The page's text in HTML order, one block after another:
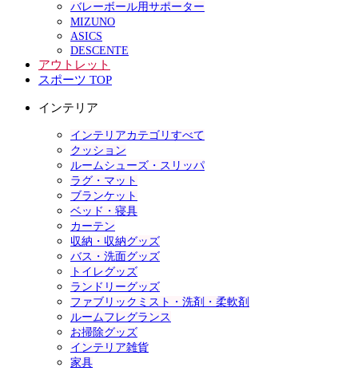
バレーボール用サポーター
MIZUNO
ASICS
DESCENTE
アウトレット
スポーツ TOP
インテリア
インテリアカテゴリすべて
クッション
ルームシューズ・スリッパ
ラグ・マット
ブランケット
ベッド・寝具
カーテン
収納・収納グッズ
バス・洗面グッズ
トイレグッズ
ランドリーグッズ
ファブリックミスト・洗剤・柔軟剤
ルームフレグランス
お掃除グッズ
インテリア雑貨
家具